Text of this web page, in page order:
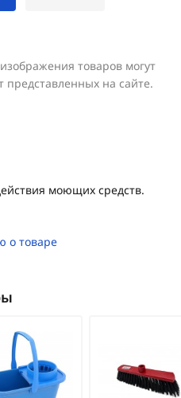
товаров могут
представленных на сайте.
моющих средств.
о товаре